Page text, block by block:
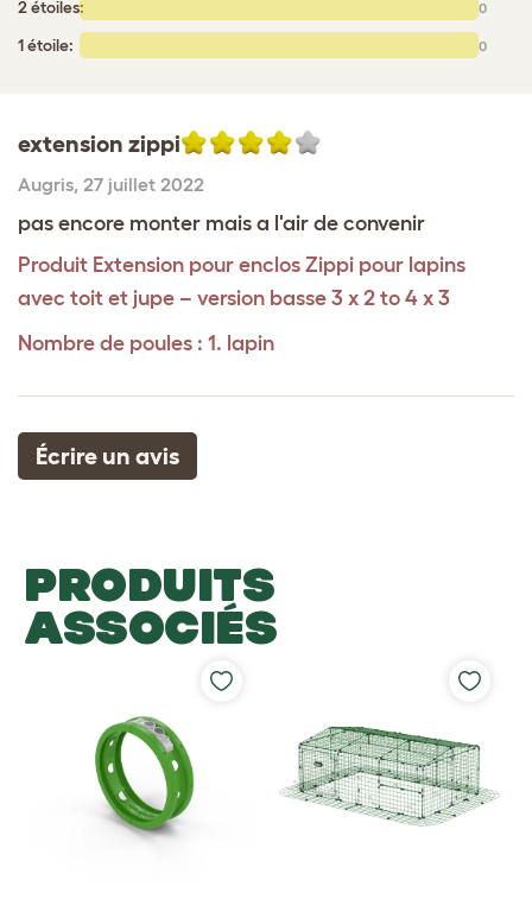
2 étoiles: 0
1 étoile: 0
extension zippi
Augris, 27 juillet 2022
pas encore monter mais a l'air de convenir
Produit Extension pour enclos Zippi pour lapins
avec toit et jupe – version basse 3 x 2 to 4 x 3
Nombre de poules : 1. lapin
Écrire un avis
PRODUITS
ASSOCIÉS